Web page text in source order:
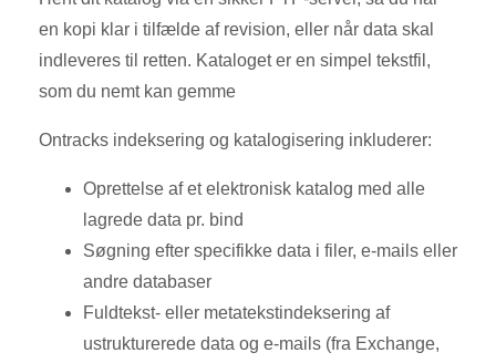
en kopi klar i tilfælde af revision, eller når data skal
indleveres til retten. Kataloget er en simpel tekstfil,
som du nemt kan gemme
Ontracks indeksering og katalogisering inkluderer:
Oprettelse af et elektronisk katalog med alle
lagrede data pr. bind
Søgning efter specifikke data i filer, e-mails eller
andre databaser
Fuldtekst- eller metatekstindeksering af
ustrukturerede data og e-mails (fra Exchange,